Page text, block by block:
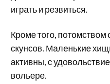
играть и резвиться.
Кроме того, потомством
скунсов. Маленькие
активны, с
вольере.